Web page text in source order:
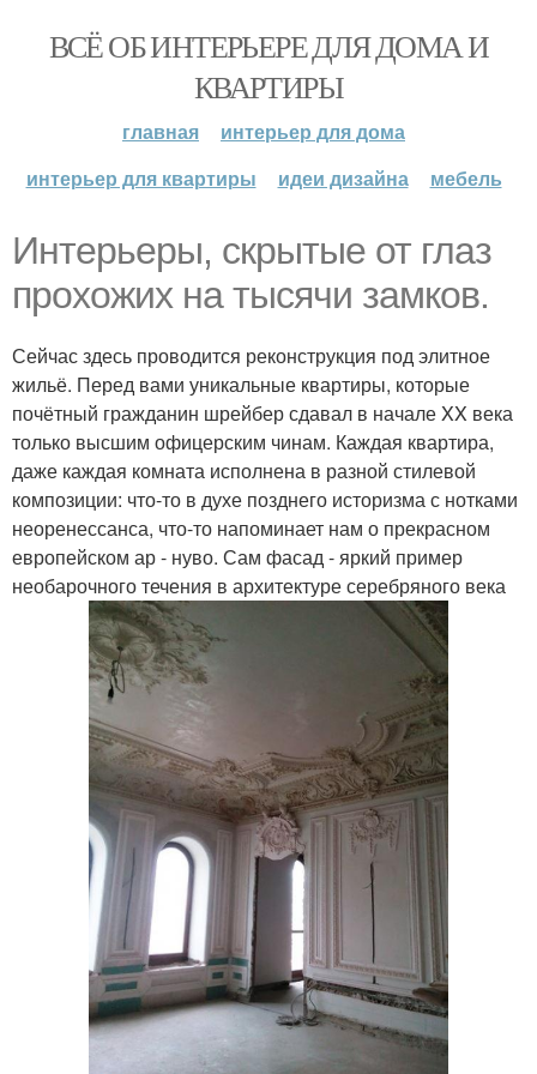
ВСЁ ОБ ИНТЕРЬЕРЕ ДЛЯ ДОМА И
КВАРТИРЫ
главная
интерьер для дома
интерьер для квартиры
идеи дизайна мебель
Интерьеры, скрытые от глаз
прохожих на тысячи замков.
Сейчас здесь проводится реконструкция под элитное
жильё. Перед вами уникальные квартиры, которые
почётный гражданин шрейбер сдавал в начале XX века
только высшим офицерским чинам. Каждая квартира,
даже каждая комната исполнена в разной стилевой
композиции: что-то в духе позднего историзма с нотками
неоренессанса, что-то напоминает нам о прекрасном
европейском ар - нуво. Сам фасад - яркий пример
необарочного течения в архитектуре серебряного века